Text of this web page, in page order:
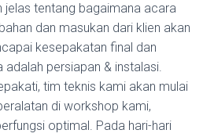
jelas tentang bagaimana acara
dan masukan dari klien akan
kesepakatan final dan
adalah persiapan & instalasi.
tim teknis kami akan mulai
di workshop kami,
optimal. Pada hari-hari